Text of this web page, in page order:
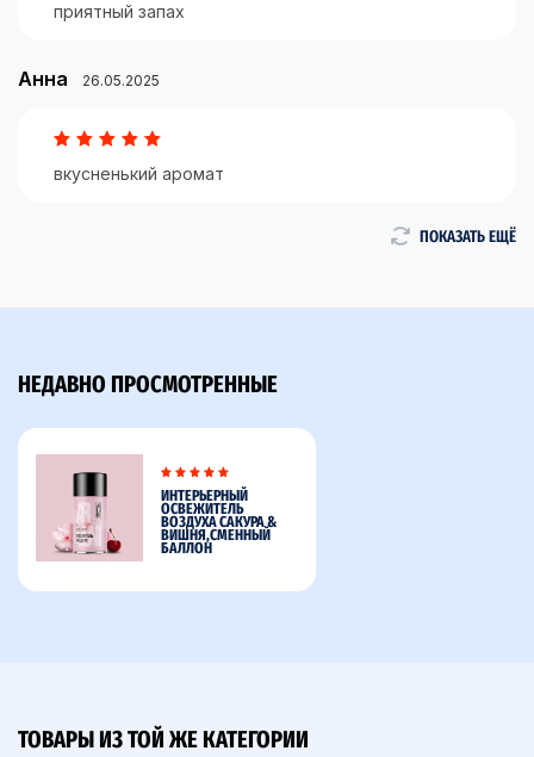
приятный запах
Анна 26.05.2025
вкусненький аромат
ПОКАЗАТЬ ЕЩЁ
НЕДАВНО ПРОСМОТРЕННЫЕ
ИНТЕРЬЕРНЫЙ
ОСВЕЖИТЕЛЬ
ВОЗДУХА САКУРА &
ВИШНЯ,СМЕННЫЙ
БАЛЛОН
ТОВАРЫ ИЗ ТОЙ ЖЕ КАТЕГОРИИ